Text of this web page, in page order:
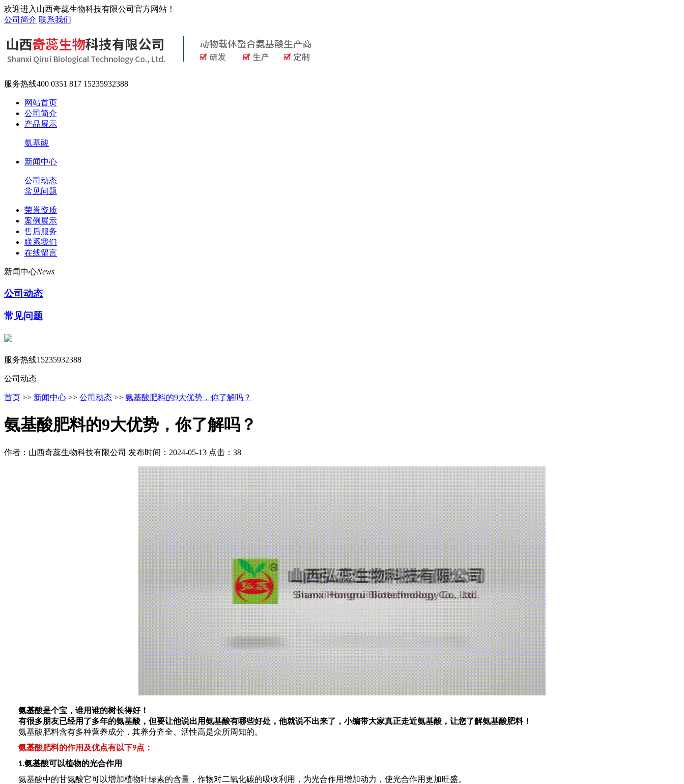
欢迎进入山西奇蕊生物科技有限公司官方网站！
公司简介 联系我们
服务热线400 0351 817 15235932388
网站首页
公司简介
产品展示
氨基酸
新闻中心
公司动态
常见问题
荣誉资质
案例展示
售后服务
联系我们
在线留言
新闻中心News
公司动态
常见问题
服务热线15235932388
公司动态
首页 >> 新闻中心 >> 公司动态 >> 氨基酸肥料的9大优势，你了解吗？
氨基酸肥料的9大优势，你了解吗？
作者：山西奇蕊生物科技有限公司 发布时间：2024-05-13 点击：38
氨基酸是个宝，谁用谁的树长得好！
有很多朋友已经用了多年的氨基酸，但要让他说出用氨基酸有哪些好处，他就说不出来了，小编带大家真正走近氨基酸，让您了解氨基酸肥料！
氨基酸肥料含有多种营养成分，其养分齐全、活性高是众所周知的。
氨基酸肥料的作用及优点有以下9点：
1.氨基酸可以植物的光合作用
氨基酸中的甘氨酸它可以增加植物叶绿素的含量，作物对二氧化碳的吸收利用，为光合作用增加动力，使光合作用更加旺盛。